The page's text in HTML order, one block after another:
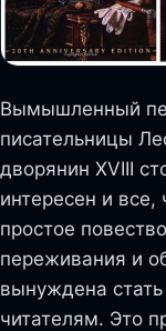
Вымышленный
писательницы
дворянин XVIII
интересен и все,
простое
переживания и
вынуждена
читателям. Это